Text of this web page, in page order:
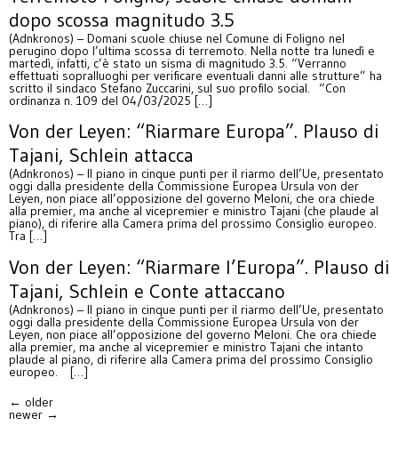
dopo scossa magnitudo 3.5
(Adnkronos) – Domani scuole chiuse nel Comune di Foligno nel
perugino dopo l’ultima scossa di terremoto. Nella notte tra lunedì e
martedì, infatti, c’è stato un sisma di magnitudo 3.5. “Verranno
effettuati sopralluoghi per verificare eventuali danni alle strutture” ha
scritto il sindaco Stefano Zuccarini, sul suo profilo social. “Con
ordinanza n. 109 del 04/03/2025 […]
Von der Leyen: “Riarmare Europa”. Plauso di
Tajani, Schlein attacca
(Adnkronos) – Il piano in cinque punti per il riarmo dell’Ue, presentato
oggi dalla presidente della Commissione Europea Ursula von der
Leyen, non piace all’opposizione del governo Meloni, che ora chiede
alla premier, ma anche al vicepremier e ministro Tajani (che plaude al
piano), di riferire alla Camera prima del prossimo Consiglio europeo.
Tra […]
Von der Leyen: “Riarmare l’Europa”. Plauso di
Tajani, Schlein e Conte attaccano
(Adnkronos) – Il piano in cinque punti per il riarmo dell’Ue, presentato
oggi dalla presidente della Commissione Europea Ursula von der
Leyen, non piace all’opposizione del governo Meloni. Che ora chiede
alla premier, ma anche al vicepremier e ministro Tajani che intanto
plaude al piano, di riferire alla Camera prima del prossimo Consiglio
europeo. […]
← older
newer →